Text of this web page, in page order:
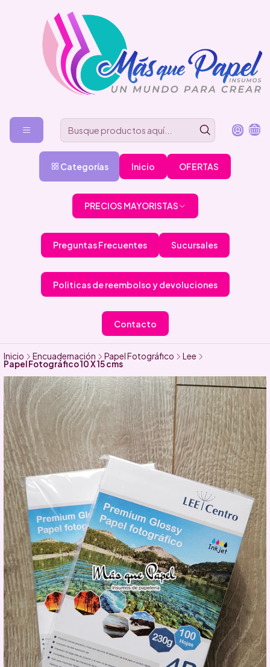
Categorías Inicio OFERTAS
PRECIOS MAYORISTAS
Preguntas Frecuentes Sucursales
Politicas de reembolso y devoluciones
Contacto
Inicio Encuadernación Papel Fotográfico Lee
Papel Fotográfico 10 X 15 cms